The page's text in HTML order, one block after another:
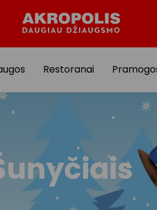
Restoranai